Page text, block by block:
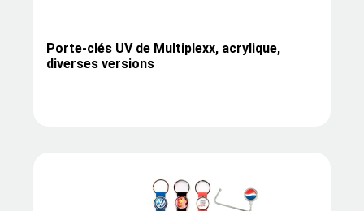
Porte-clés UV de Multiplexx, acrylique,
diverses versions